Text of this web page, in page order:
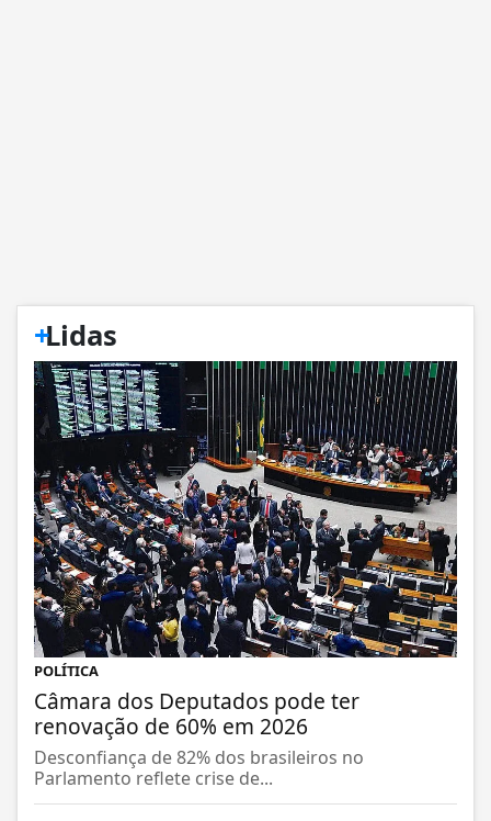
+
Lidas
POLÍTICA
Câmara dos Deputados pode ter
renovação de 60% em 2026
Desconfiança de 82% dos brasileiros no
Parlamento reflete crise de...